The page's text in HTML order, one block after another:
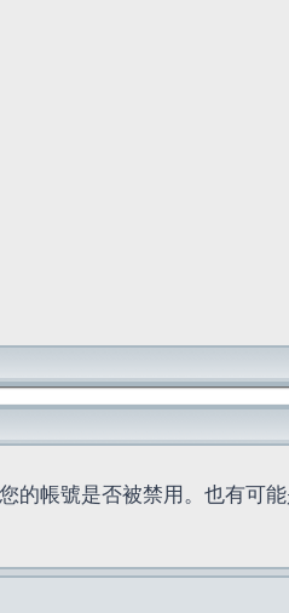
的帳號是否被禁用。也有可